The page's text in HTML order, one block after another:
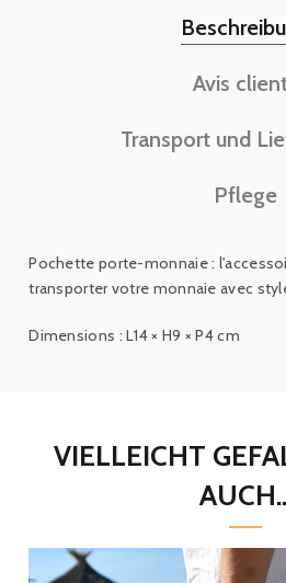
Avis
Transport und
Pflege
Pochette porte-monnaie :
transporter votre monnaie avec
Dimensions : L14 × H9 × P4 cm
VIELLEICHT